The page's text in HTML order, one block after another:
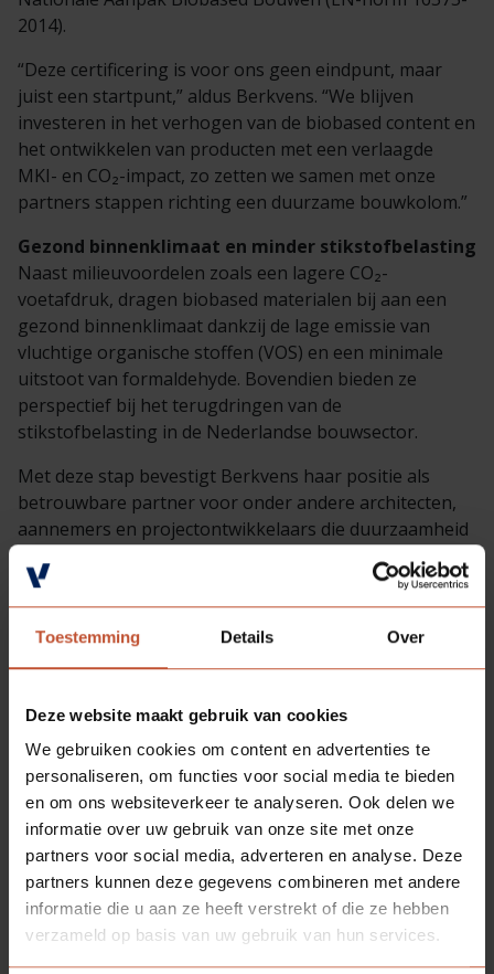
Toestemming Details Over
Deze website maakt gebruik van cookies
We gebruiken cookies om content en advertenties te
personaliseren, om functies voor social media te bieden
en om ons websiteverkeer te analyseren. Ook delen we
informatie over uw gebruik van onze site met onze
partners voor social media, adverteren en analyse. Deze
partners kunnen deze gegevens combineren met andere
informatie die u aan ze heeft verstrekt of die ze hebben
verzameld op basis van uw gebruik van hun services.
2014).
“Deze certificering is voor ons geen eindpunt, maar
juist een startpunt,” aldus Berkvens. “We blijven
investeren in het verhogen van de biobased content en
het ontwikkelen van producten met een verlaagde
MKI- en CO₂-impact, zo zetten we samen met onze
partners stappen richting een duurzame bouwkolom.”
Gezond binnenklimaat en minder stikstofbelasting
Naast milieuvoordelen zoals een lagere CO₂-
voetafdruk, dragen biobased materialen bij aan een
gezond binnenklimaat dankzij de lage emissie van
vluchtige organische stoffen (VOS) en een minimale
uitstoot van formaldehyde. Bovendien bieden ze
perspectief bij het terugdringen van de
stikstofbelasting in de Nederlandse bouwsector.
Met deze stap bevestigt Berkvens haar positie als
betrouwbare partner voor onder andere architecten,
aannemers en projectontwikkelaars die duurzaamheid
structureel willen integreren in hun projecten, niet
alleen met technisch hoogwaardige producten, maar
ook met een duidelijke en toekomstgerichte visie.
Aantoonbaar en onafhankelijk gecertificeerd.
Meer informatie? Bekijkonze biobased paginainclusief
veelgestelde vragen!
Terug naar
overzicht
Deel
deze
pagina: